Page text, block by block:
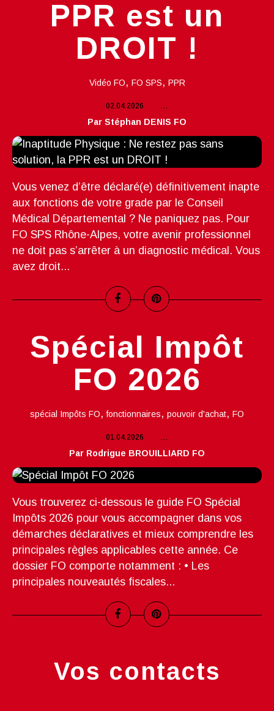
PPR est un
DROIT !
Vidéo FO, FO SPS, PPR
02.04.2026 …
Par Stéphan DENIS FO
Vous venez d’être déclaré(e) définitivement inapte
aux fonctions de votre grade par le Conseil
Médical Départemental ? Ne paniquez pas. Pour
FO SPS Rhône-Alpes, votre avenir professionnel
ne doit pas s’arrêter à un diagnostic médical. Vous
avez droit...
Spécial Impôt
FO 2026
spécial Impôts FO,fonctionnaires, pouvoir d'achat, FO
01.04.2026 …
Par Rodrigue BROUILLIARD FO
Vous trouverez ci-dessous le guide FO Spécial
Impôts 2026 pour vous accompagner dans vos
démarches déclaratives et mieux comprendre les
principales règles applicables cette année. Ce
dossier FO comporte notamment : • Les
principales nouveautés fiscales...
Vos contacts